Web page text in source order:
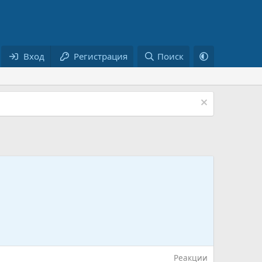
Вход Регистрация Поиск
Реакции